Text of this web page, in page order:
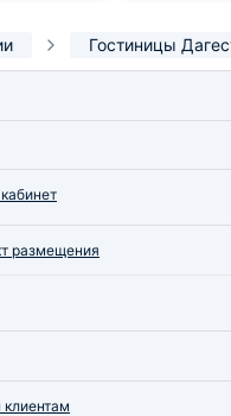
Гостиницы
размещения